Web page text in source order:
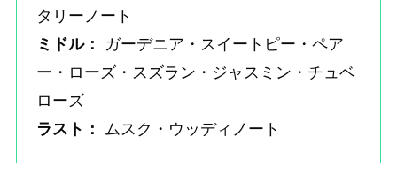
タリーノート
ミドル：
ガーデニア・スイートピー・ペア
ー・ローズ・スズラン・ジャスミン・チュベ
ローズ
ラスト：
ムスク・ウッディノート